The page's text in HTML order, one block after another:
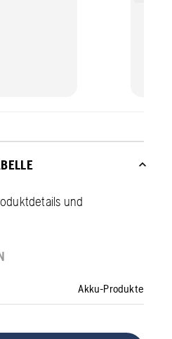
und
Akku-Produkte